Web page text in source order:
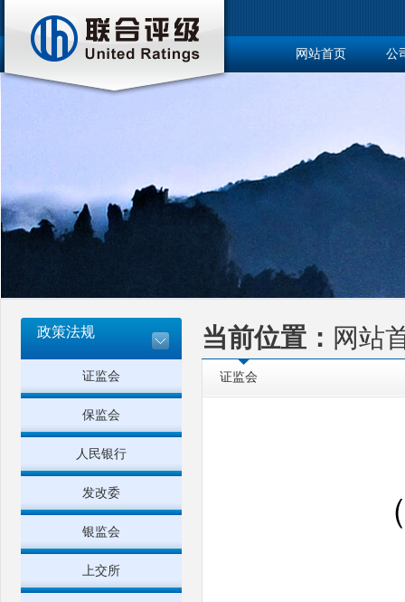
网站首页 公
政策法规
证监会
保监会
人民银行
发改委
银监会
上交所
当前位置： 网站
证监会